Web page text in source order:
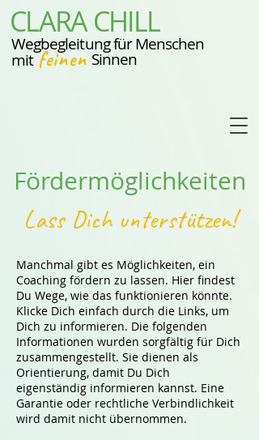
CLARA CHILL
feinen
Wegbegleitung für Menschen
mit Sinnen
Fördermöglichkeiten
Lass Dich unterstützen!
Manchmal gibt es Möglichkeiten, ein
Coaching fördern zu lassen. Hier findest
Du Wege, wie das funktionieren könnte.
Klicke Dich einfach durch die Links, um
Dich zu informieren. Die folgenden
Informationen wurden sorgfältig für Dich
zusammengestellt. Sie dienen als
Orientierung, damit Du Dich
eigenständig informieren kannst. Eine
Garantie oder rechtliche Verbindlichkeit
wird damit nicht übernommen.